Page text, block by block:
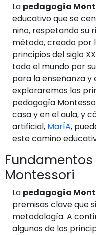
La pedagogía
educativo que se
niño, respetando su
método, creado por
principios del siglo
todo el mundo por
para la enseñanza y
exploraremos los
pedagogía
casa y en el aula, y
artificial, MarÍA,
este camino
Montessori
La pedagogía
premisas clave que
metodología. A
algunos de los